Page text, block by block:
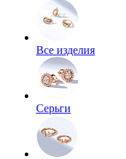
Все изделия
Серьги